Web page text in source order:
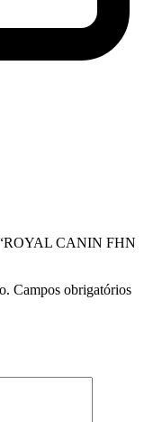
“ROYAL CANIN FHN
Campos obrigatórios